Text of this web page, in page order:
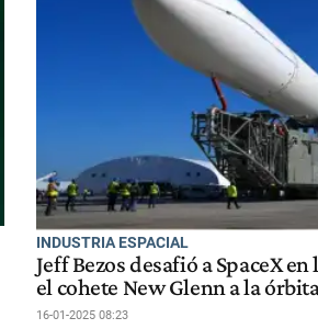
INDUSTRIA ESPACIAL
Jeff Bezos desafió a SpaceX
el cohete New Glenn a la
16-01-2025 08:23